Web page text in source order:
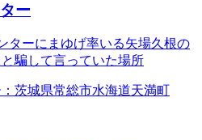
ー
ターにまゆげ率いる矢場久根の
騙して言っていた場所
茨城県常総市水海道天満町